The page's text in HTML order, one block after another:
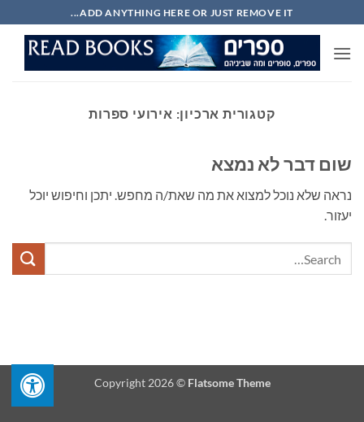
to
content
ADD ANYTHING HERE OR JUST REMOVE IT...
קטגורית ארכיון: אירועי ספרות
שום דבר לא נמצא
נראה שלא נוכל למצוא את מה שאת/ה מחפש. יתכן וחיפוש יוכל
יעזור.
Copyright 2026 © Flatsome Theme